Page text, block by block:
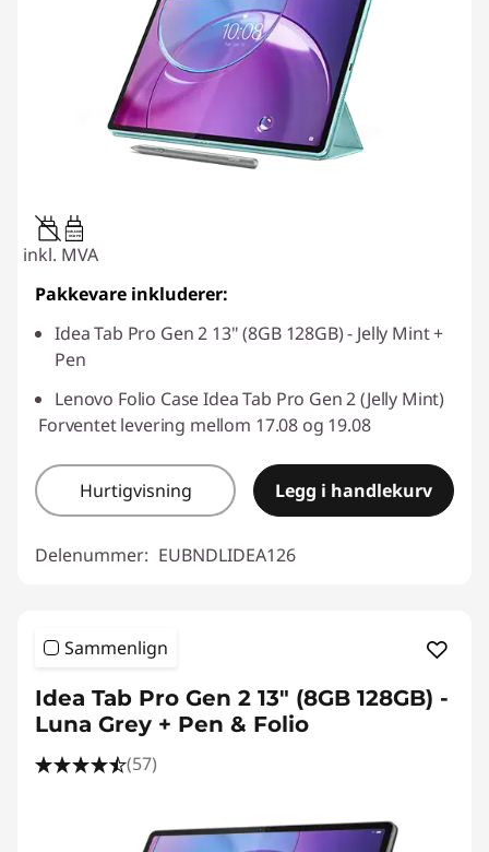
20W-60W
USB PD
inkl. MVA
Pakkevare inkluderer:
Idea Tab Pro Gen 2 13" (8GB 128GB) - Jelly Mint +
Pen
Lenovo Folio Case Idea Tab Pro Gen 2 (Jelly Mint)
Forventet levering mellom 17.08 og 19.08
Hurtigvisning Legg i handlekurv
Delenummer: EUBNDLIDEA126
Sammenlign
Idea Tab Pro Gen 2 13" (8GB 128GB) -
Luna Grey + Pen & Folio
(57)